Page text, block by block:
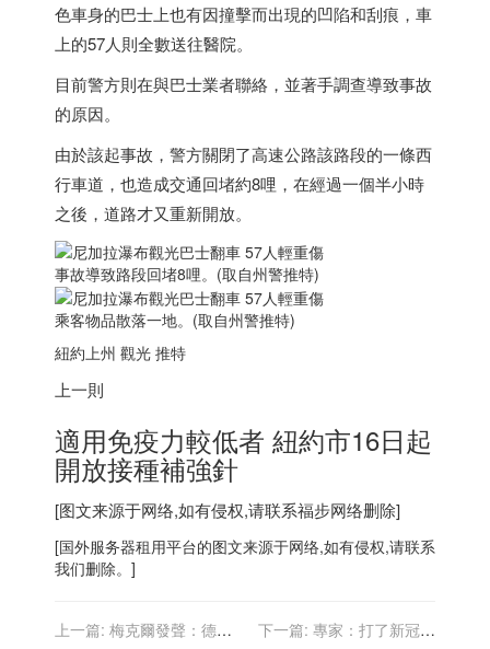
色車身的巴士上也有因撞擊而出現的凹陷和刮痕，車
上的57人則全數送往醫院。
目前警方則在與巴士業者聯絡，並著手調查導致事故
的原因。
由於該起事故，警方關閉了高速公路該路段的一條西
行車道，也造成交通回堵約8哩，在經過一個半小時
之後，道路才又重新開放。
事故導致路段回堵8哩。(取自州警推特)
乘客物品散落一地。(取自州警推特)
紐約上州 觀光 推特
上一則
適用免疫力較低者 紐約市16日起
開放接種補強針
[图文来源于网络,如有侵权,请联系福步网络删除]
[国外服务器租用平台的图文来源于网络,如有侵权,请联系
我们删除。]
上一篇: 梅克爾發聲：德國
下一篇: 專家：打了新冠疫